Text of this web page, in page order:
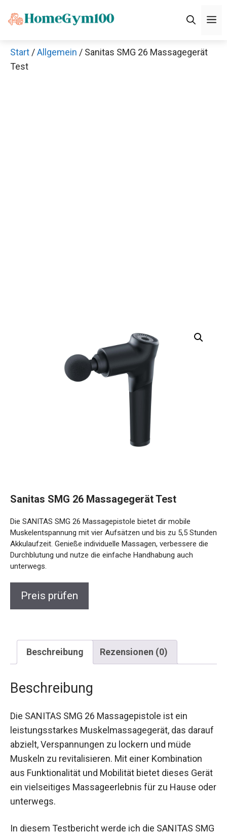
Inhalt
Start /Allgemein / Sanitas SMG 26 Massagegerät
Test
Sanitas SMG 26 Massagegerät Test
Die SANITAS SMG 26 Massagepistole bietet dir mobile
Muskelentspannung mit vier Aufsätzen und bis zu 5,5 Stunden
Akkulaufzeit. Genieße individuelle Massagen, verbessere die
Durchblutung und nutze die einfache Handhabung auch
unterwegs.
Preis prüfen
Beschreibung Rezensionen (0)
Beschreibung
Die SANITAS SMG 26 Massagepistole ist ein
leistungsstarkes Muskelmassagegerät, das darauf
abzielt, Verspannungen zu lockern und müde
Muskeln zu revitalisieren. Mit einer Kombination
aus Funktionalität und Mobilität bietet dieses Gerät
ein vielseitiges Massageerlebnis für zu Hause oder
unterwegs.
In diesem Testbericht werde ich die SANITAS SMG